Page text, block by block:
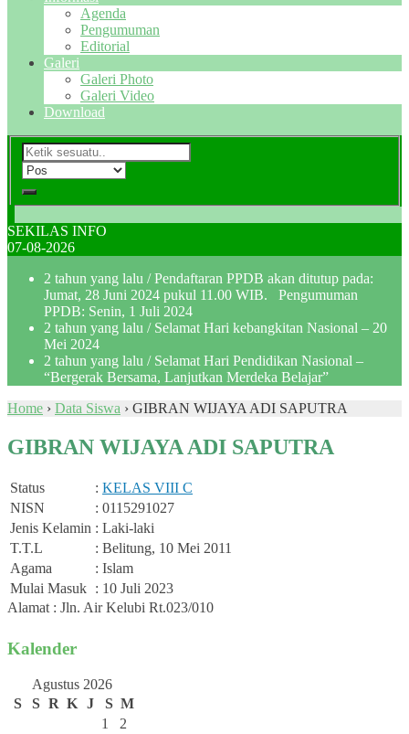
Agenda
Pengumuman
Editorial
Galeri
Galeri Photo
Galeri Video
Download
SEKILAS INFO
07-08-2026
2 tahun yang lalu / Pendaftaran PPDB akan ditutup pada:
Jumat, 28 Juni 2024 pukul 11.00 WIB. Pengumuman
PPDB: Senin, 1 Juli 2024
2 tahun yang lalu / Selamat Hari kebangkitan Nasional – 20
Mei 2024
2 tahun yang lalu / Selamat Hari Pendidikan Nasional –
“Bergerak Bersama, Lanjutkan Merdeka Belajar”
Home › Data Siswa › GIBRAN WIJAYA ADI SAPUTRA
GIBRAN WIJAYA ADI SAPUTRA
Status : KELAS VIII C
NISN
: 0115291027
Jenis Kelamin : Laki-laki
T.T.L
: Belitung, 10 Mei 2011
Agama
: Islam
Mulai Masuk : 10 Juli 2023
Alamat : Jln. Air Kelubi Rt.023/010
Kalender
Agustus 2026
S
S R K J S M
1
2